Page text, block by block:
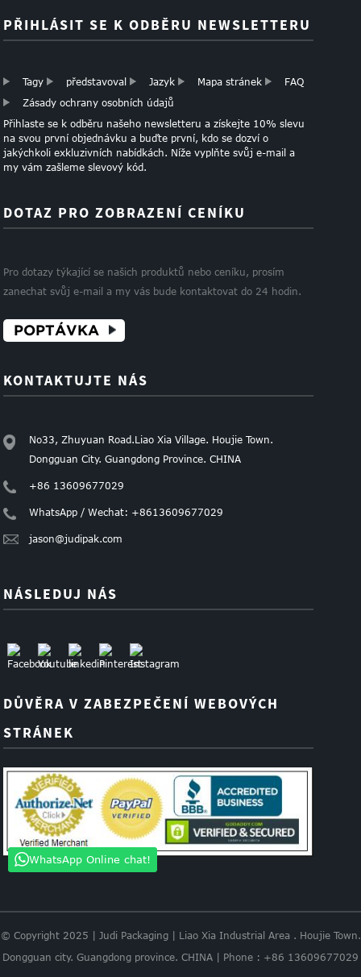
PŘIHLÁSIT SE K ODBĚRU NEWSLETTERU
Tagy představoval Jazyk Mapa stránek
FAQ
Zásady ochrany osobních údajů
Přihlaste se k odběru našeho newsletteru a získejte 10% slevu
na svou první objednávku a buďte první, kdo se dozví o
jakýchkoli exkluzivních nabídkách. Níže vyplňte svůj e-mail a
my vám zašleme slevový kód.
DOTAZ PRO ZOBRAZENÍ CENÍKU
Pro dotazy týkající se našich produktů nebo ceníku, prosím
zanechat svůj e-mail a my vás bude kontaktovat do 24 hodin.
POPTÁVKA
KONTAKTUJTE NÁS
No33, Zhuyuan Road.Liao Xia Village. Houjie Town.
Dongguan City. Guangdong Province. CHINA
+86 13609677029
WhatsApp / Wechat: +8613609677029
jason@judipak.com
NÁSLEDUJ NÁS
DŮVĚRA V ZABEZPEČENÍ WEBOVÝCH
STRÁNEK
WhatsApp Online chat!
© Copyright 2025 | Judi Packaging | Liao Xia Industrial Area . Houjie Town.
Dongguan city. Guangdong province. CHINA | Phone : +86 13609677029